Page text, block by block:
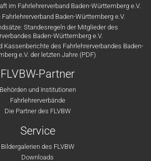
im Fahrlehrerverband Baden-Württemberg e.V.
Baden-Württemberg e.V.
Standesregeln der Mitglieder des
Baden-Württemberg e.V.
Kassenberichte des Fahrlehrerverbandes Baden-
e.V. der letzten Jahre (PDF)
FLVBW-Partner
Behörden und Institutionen
Fahrlehrerverbände
Die Partner des FLVBW
Service
Bildergalerien des FLVBW
Downloads